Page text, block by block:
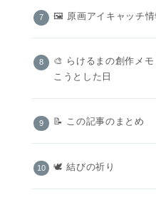
🖼 原画アイキャッチ情
🎨 らけるまの創作メ
こうとした日
📝 この記事のまとめ
🕊️ 結びの祈り